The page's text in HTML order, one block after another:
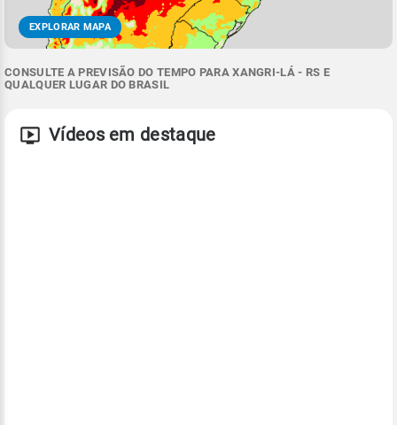
EXPLORAR MAPA
CONSULTE A PREVISÃO DO TEMPO PARA XANGRI-LÁ - RS E
QUALQUER LUGAR DO BRASIL
Vídeos em destaque